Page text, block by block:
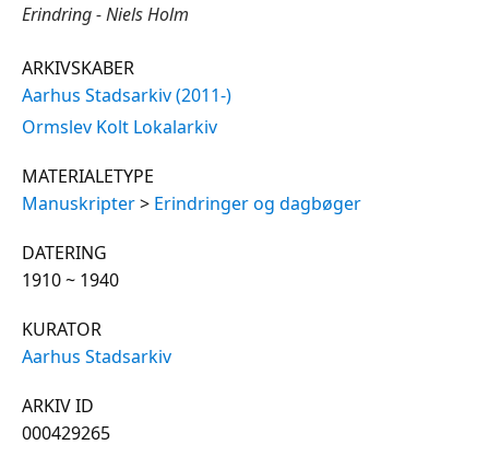
Erindring - Niels Holm
ARKIVSKABER
Aarhus Stadsarkiv (2011-)
Ormslev Kolt Lokalarkiv
MATERIALETYPE
Manuskripter> Erindringer og dagbøger
DATERING
1910 ~ 1940
KURATOR
Aarhus Stadsarkiv
ARKIV ID
000429265